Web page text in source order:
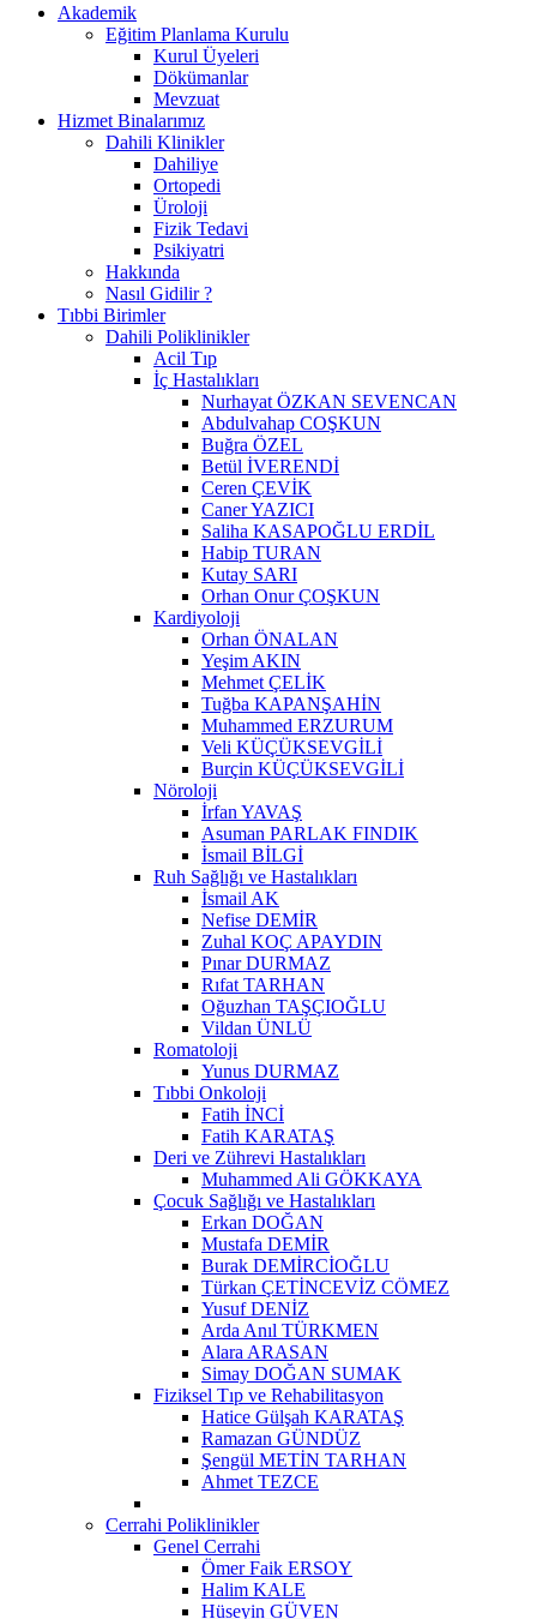
Akademik
Eğitim Planlama Kurulu
Kurul Üyeleri
Dökümanlar
Mevzuat
Hizmet Binalarımız
Dahili Klinikler
Dahiliye
Ortopedi
Üroloji
Fizik Tedavi
Psikiyatri
Hakkında
Nasıl Gidilir ?
Tıbbi Birimler
Dahili Poliklinikler
Acil Tıp
İç Hastalıkları
Nurhayat ÖZKAN SEVENCAN
Abdulvahap COŞKUN
Buğra ÖZEL
Betül İVERENDİ
Ceren ÇEVİK
Caner YAZICI
Saliha KASAPOĞLU ERDİL
Habip TURAN
Kutay SARI
Orhan Onur ÇOŞKUN
Kardiyoloji
Orhan ÖNALAN
Yeşim AKIN
Mehmet ÇELİK
Tuğba KAPANŞAHİN
Muhammed ERZURUM
Veli KÜÇÜKSEVGİLİ
Burçin KÜÇÜKSEVGİLİ
Nöroloji
İrfan YAVAŞ
Asuman PARLAK FINDIK
İsmail BİLGİ
Ruh Sağlığı ve Hastalıkları
İsmail AK
Nefise DEMİR
Zuhal KOÇ APAYDIN
Pınar DURMAZ
Rıfat TARHAN
Oğuzhan TAŞÇIOĞLU
Vildan ÜNLÜ
Romatoloji
Yunus DURMAZ
Tıbbi Onkoloji
Fatih İNCİ
Fatih KARATAŞ
Deri ve Zührevi Hastalıkları
Muhammed Ali GÖKKAYA
Çocuk Sağlığı ve Hastalıkları
Erkan DOĞAN
Mustafa DEMİR
Burak DEMİRCİOĞLU
Türkan ÇETİNCEVİZ CÖMEZ
Yusuf DENİZ
Arda Anıl TÜRKMEN
Alara ARASAN
Simay DOĞAN SUMAK
Fiziksel Tıp ve Rehabilitasyon
Hatice Gülşah KARATAŞ
Ramazan GÜNDÜZ
Şengül METİN TARHAN
Ahmet TEZCE
Cerrahi Poliklinikler
Genel Cerrahi
Ömer Faik ERSOY
Halim KALE
Hüseyin GÜVEN